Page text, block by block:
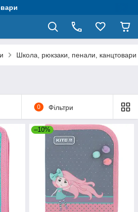
Школа, рюкзаки, пенали, канцтовари
0 Фільтри
–10%